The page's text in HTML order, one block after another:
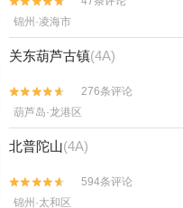
锦州·凌海市
关东葫芦古镇(4A)


276条评论
葫芦岛·龙港区
北普陀山(4A)


594条评论
锦州·太和区